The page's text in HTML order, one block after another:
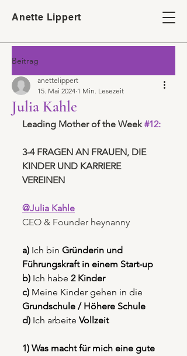
Anette Lippert
Beitrag
Julia Kahle
anettelippert
15. Mai 2024 1 Min. Lesezeit
Leading Mother of the Week #12:
3-4 FRAGEN AN FRAUEN, DIE
KINDER UND KARRIERE
VEREINEN
@Julia Kahle
CEO & Founder heynanny
a) Ich bin Gründerin und
Führungskraft in einem Start-up
b) Ich habe 2 Kinder
c) Meine Kinder gehen in die
Grundschule / Höhere Schule
d) Ich arbeite Vollzeit
1) Was macht für mich eine gute